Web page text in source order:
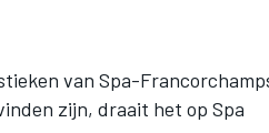
van Spa-
zijn, draait het op Spa